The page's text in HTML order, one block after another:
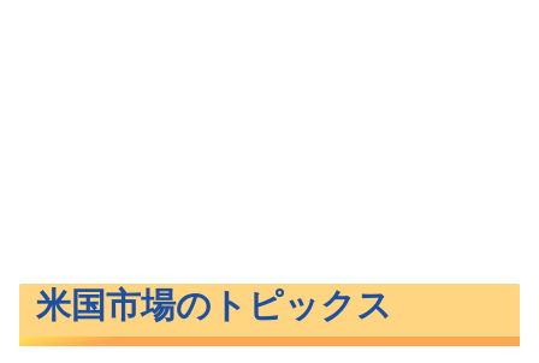
米国市場のトピックス